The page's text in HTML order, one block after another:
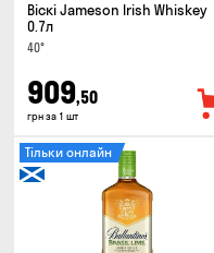
Віскі Jameson Irish Whiskey
0.7л
40°
909,50
грн за 1 шт
Тільки онлайн